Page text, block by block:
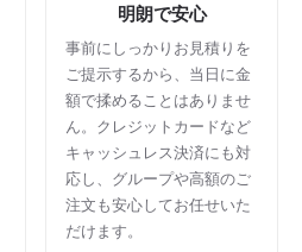
明朗で安心
事前にしっかりお見積りを
ご提示するから、当日に金
額で揉めることはありませ
ん。クレジットカードなど
キャッシュレス決済にも対
応し、グループや高額のご
注文も安心してお任せいた
だけます。